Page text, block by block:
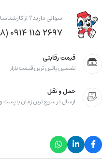
quantity سوالی دارید؟ از
۲۶۹۷ ۱۱۵ ۰۹۱۴ (۹۸+)
قیمت رقابتی
تضمین پائین ترین قیمت بازار
حمل و نقل
ارسال در سریع ترین زمان با